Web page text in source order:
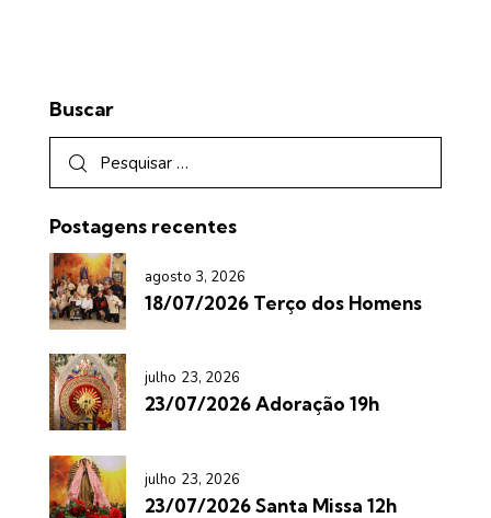
Buscar
Postagens recentes
agosto 3, 2026
18/07/2026 Terço dos Homens
julho 23, 2026
23/07/2026 Adoração 19h
julho 23, 2026
23/07/2026 Santa Missa 12h